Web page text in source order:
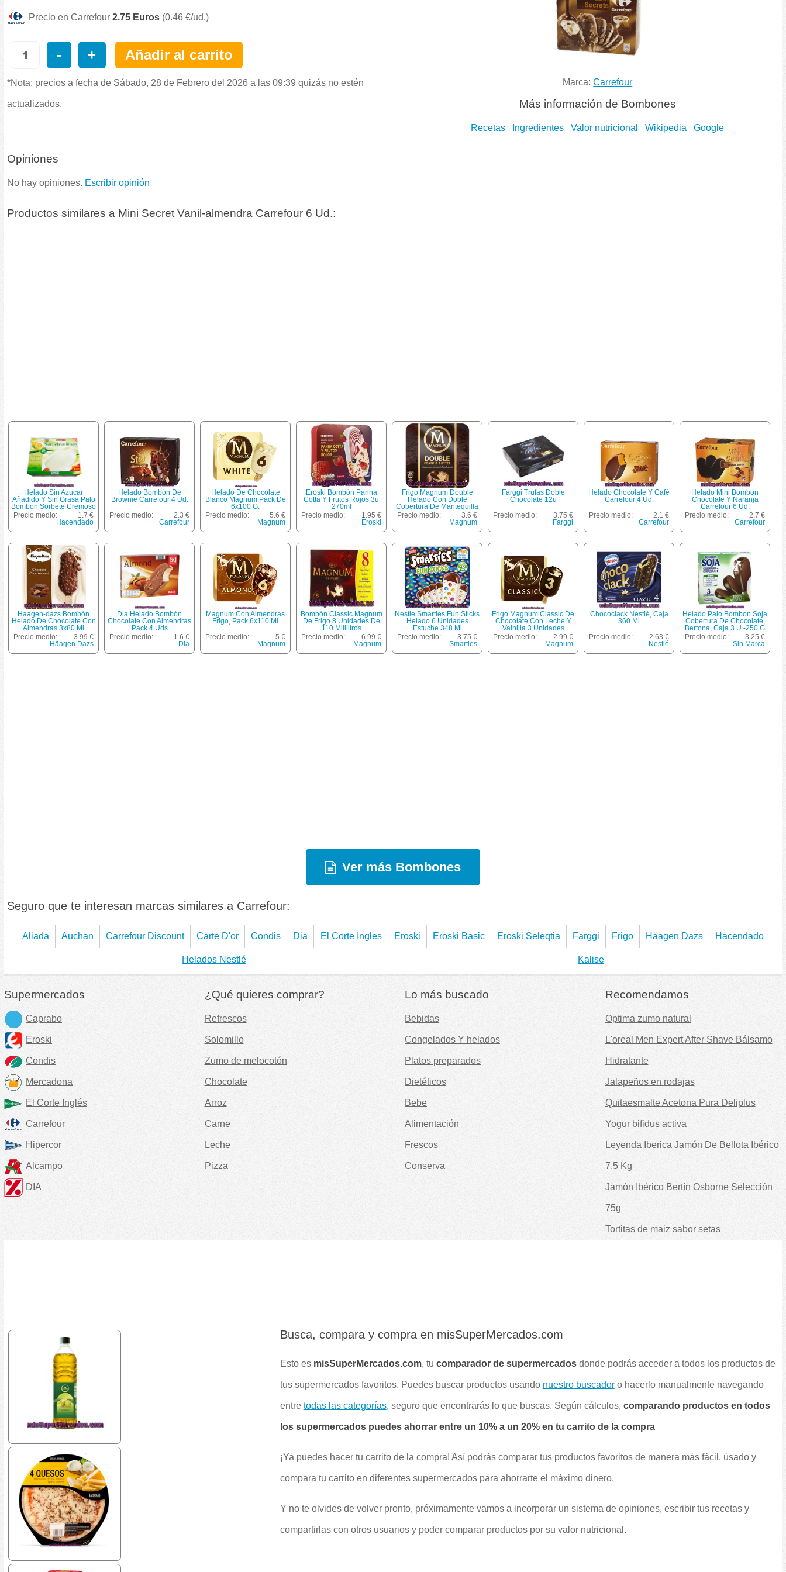
Marca:Carrefour
Más información de Bombones
Recetas Ingredientes Valor nutricional Wikipedia Google
Precio en Carrefour 2.75 Euros (0.46 €/ud.)
- + Añadir al carrito
*Nota: precios a fecha de Sábado, 28 de Febrero del 2026 a las 09:39 quizás no estén
actualizados.
Opiniones
No hay opiniones. Escribir opinión
Productos similares a Mini Secret Vanil-almendra Carrefour 6 Ud.:
Helado Sin Azucar
Añadido Y Sin Grasa Palo
Bombon Sorbete Cremoso
Limon, Hacendado, Caja
4 U -400 Cc
Precio medio:
1.7 €
Hacendado
Helado Bombón De
Brownie Carrefour 4 Ud.
Precio medio:
2.3 €
Carrefour
Helado De Chocolate
Blanco Magnum Pack De
6x100 G.
Precio medio:
5.6 €
Magnum
Eroski Bombón Panna
Cotta Y Frutos Rojos 3u
270ml
Precio medio:
1.95 €
Eroski
Frigo Magnum Double
Helado Con Doble
Cobertura De Mantequilla
De Cacahuete 3 Unidades
Estuche 264 Ml
Precio medio:
3.6 €
Magnum
Farggi Trufas Doble
Chocolate 12u
Precio medio:
3.75 €
Farggi
Helado Chocolate Y Café
Carrefour 4 Ud.
Precio medio:
2.1 €
Carrefour
Helado Mini Bombon
Chocolate Y Naranja
Carrefour 6 Ud.
Precio medio:
2.7 €
Carrefour
Haagen-dazs Bombón
Helado De Chocolate Con
Almendras 3x80 Ml
Estuche 240 Ml
Precio medio:
3.99 €
Häagen Dazs
Dia Helado Bombón
Chocolate Con Almendras
Pack 4 Uds
Precio medio:
1.6 €
Dia
Magnum Con Almendras
Frigo, Pack 6x110 Ml
Precio medio:
5 €
Magnum
Bombón Classic Magnum
De Frigo 8 Unidades De
110 Mililitros
Precio medio:
6.99 €
Magnum
Nestle Smarties Fun Sticks
Helado 6 Unidades
Estuche 348 Ml
Precio medio:
3.75 €
Smarties
Frigo Magnum Classic De
Chocolate Con Leche Y
Vainilla 3 Unidades
Estuche 330 Ml
Precio medio:
2.99 €
Magnum
Chococlack Nestlé, Caja
360 Ml
Precio medio:
2.63 €
Nestlé
Helado Palo Bombon Soja
Cobertura De Chocolate,
Bertona, Caja 3 U -250 G
Precio medio:
3.25 €
Sin Marca
Ver más Bombones
Seguro que te interesan marcas similares a Carrefour:
Aliada Auchan Carrefour Discount Carte D'or Condis Dia El Corte Ingles Eroski Eroski Basic Eroski Seleqtia Farggi Frigo Häagen Dazs Hacendado
Helados Nestlé Kalise
Supermercados
Caprabo
Eroski
Condis
Mercadona
El Corte Inglés
Carrefour
Hipercor
Alcampo
DIA
¿Qué quieres comprar?
Refrescos
Solomillo
Zumo de melocotón
Chocolate
Arroz
Carne
Leche
Pizza
Lo más buscado
Bebidas
Congelados Y helados
Platos preparados
Dietéticos
Bebe
Alimentación
Frescos
Conserva
Recomendamos
Optima zumo natural
L'oreal Men Expert After Shave Bálsamo
Hidratante
Jalapeños en rodajas
Quitaesmalte Acetona Pura Deliplus
Yogur bifidus activa
Leyenda Iberica Jamón De Bellota Ibérico
7,5 Kg
Jamón Ibérico Bertín Osborne Selección
75g
Tortitas de maiz sabor setas
Busca, compara y compra en misSuperMercados.com
Esto es misSuperMercados.com, tu comparador de supermercadosdonde podrás acceder a todos los productos de
tus supermercados favoritos. Puedes buscar productos usando nuestro buscadoro hacerlo manualmente navegando
entre todas las categorías, seguro que encontrarás lo que buscas. Según cálculos, comparando productos en todos
los supermercados puedes ahorrar entre un 10% a un 20% en tu carrito de la compra
¡Ya puedes hacer tu carrito de la compra! Así podrás comparar tus productos favoritos de manera más fácil, úsado y
compara tu carrito en diferentes supermercados para ahorrarte el máximo dinero.
Y no te olvides de volver pronto, próximamente vamos a incorporar un sistema de opiniones, escribir tus recetas y
compartirlas con otros usuarios y poder comparar productos por su valor nutricional.